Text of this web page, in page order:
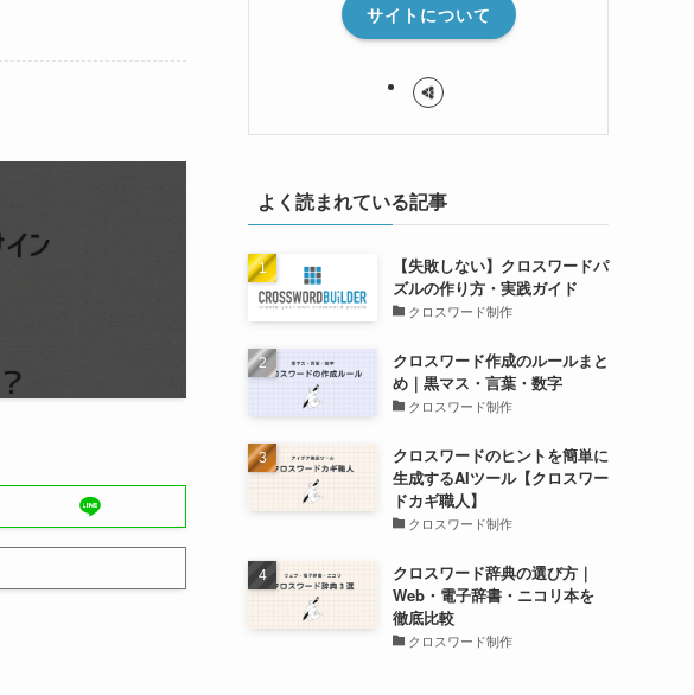
サイトについて
よく読まれている記事
【失敗しない】クロスワードパ
ズルの作り方・実践ガイド
クロスワード制作
クロスワード作成のルールまと
め｜黒マス・言葉・数字
クロスワード制作
クロスワードのヒントを簡単に
生成するAIツール【クロスワー
ドカギ職人】
クロスワード制作
クロスワード辞典の選び方｜
Web・電子辞書・ニコリ本を
徹底比較
クロスワード制作